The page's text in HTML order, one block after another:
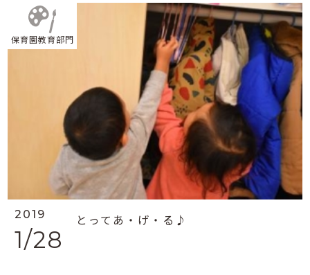
保育園教育部門
2019
1/28
とってあ・げ・る♪